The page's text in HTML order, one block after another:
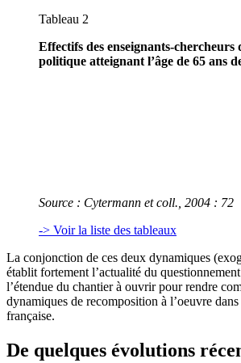
Tableau 2
Effectifs des enseignants-chercheurs
politique atteignant l’âge de 65 ans
Source : Cytermann et coll., 2004 : 72
-> Voir la liste des tableaux
La conjonction de ces deux dynamiques
établit fortement l’actualité du
l’étendue du chantier à ouvrir pour rendre
dynamiques de recomposition à l’oeuvre
française.
De quelques évolutions